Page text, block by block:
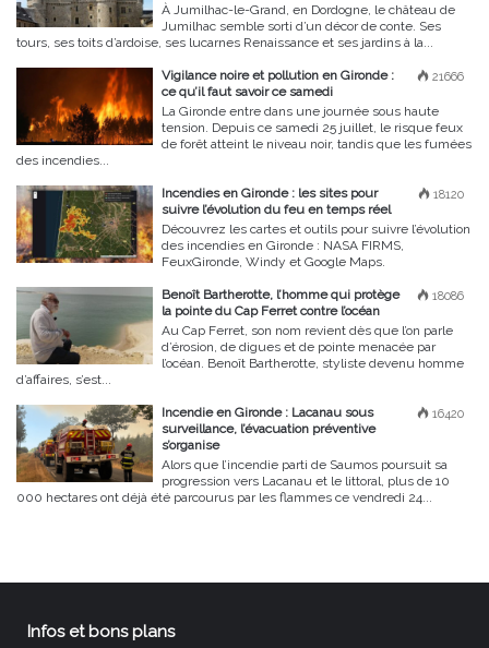
À Jumilhac-le-Grand, en Dordogne, le château de
Jumilhac semble sorti d’un décor de conte. Ses
tours, ses toits d’ardoise, ses lucarnes Renaissance et ses jardins à la...
21666
Vigilance noire et pollution en Gironde :
ce qu’il faut savoir ce samedi
La Gironde entre dans une journée sous haute
tension. Depuis ce samedi 25 juillet, le risque feux
de forêt atteint le niveau noir, tandis que les fumées
des incendies...
18120
Incendies en Gironde : les sites pour
suivre l’évolution du feu en temps réel
Découvrez les cartes et outils pour suivre l’évolution
des incendies en Gironde : NASA FIRMS,
FeuxGironde, Windy et Google Maps.
18086
Benoît Bartherotte, l’homme qui protège
la pointe du Cap Ferret contre l’océan
Au Cap Ferret, son nom revient dès que l’on parle
d’érosion, de digues et de pointe menacée par
l’océan. Benoît Bartherotte, styliste devenu homme
d’affaires, s’est...
16420
Incendie en Gironde : Lacanau sous
surveillance, l’évacuation préventive
s’organise
Alors que l’incendie parti de Saumos poursuit sa
progression vers Lacanau et le littoral, plus de 10
000 hectares ont déjà été parcourus par les flammes ce vendredi 24...
Infos et bons plans